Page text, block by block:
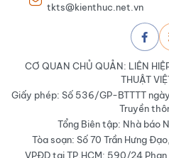
tkts@kienthuc.net.vn
CƠ QUAN CHỦ QUẢN: LIÊN
THUẬT
Giấy phép: Số 536/GP-BTTTT
Truyền
Tổng Biên tập: Nhà báo
Tòa soạn: Số 70 Trần Hưng
VPĐD tại TP.HCM: 590/24 Phan